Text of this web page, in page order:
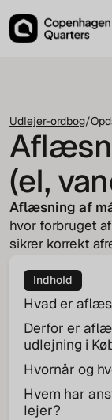
Udlejer-ordbog/
(el,
Aflæsning af
hvor forbruget
sikrer korrekt
Jakob von
COO
Indhold
Hvad er
Derfor er
udlejning i
Hvornår og
Hvem har
lejer?